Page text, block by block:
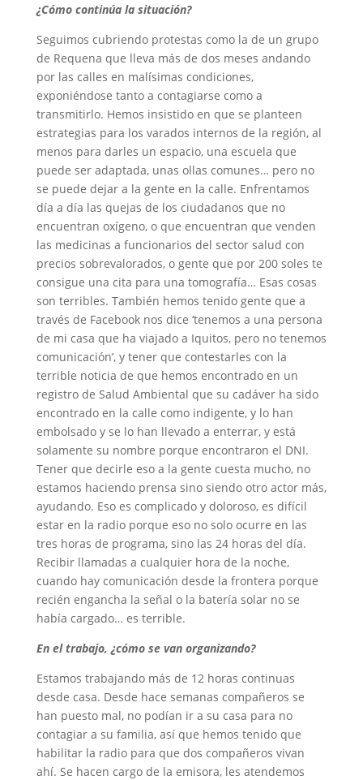
¿Cómo continúa la situación?
Seguimos cubriendo protestas como la de un grupo
de Requena que lleva más de dos meses andando
por las calles en malísimas condiciones,
exponiéndose tanto a contagiarse como a
transmitirlo. Hemos insistido en que se planteen
estrategias para los varados internos de la región, al
menos para darles un espacio, una escuela que
puede ser adaptada, unas ollas comunes… pero no
se puede dejar a la gente en la calle. Enfrentamos
día a día las quejas de los ciudadanos que no
encuentran oxígeno, o que encuentran que venden
las medicinas a funcionarios del sector salud con
precios sobrevalorados, o gente que por 200 soles te
consigue una cita para una tomografía… Esas cosas
son terribles. También hemos tenido gente que a
través de Facebook nos dice ‘tenemos a una persona
de mi casa que ha viajado a Iquitos, pero no tenemos
comunicación’, y tener que contestarles con la
terrible noticia de que hemos encontrado en un
registro de Salud Ambiental que su cadáver ha sido
encontrado en la calle como indigente, y lo han
embolsado y se lo han llevado a enterrar, y está
solamente su nombre porque encontraron el DNI.
Tener que decirle eso a la gente cuesta mucho, no
estamos haciendo prensa sino siendo otro actor más,
ayudando. Eso es complicado y doloroso, es difícil
estar en la radio porque eso no solo ocurre en las
tres horas de programa, sino las 24 horas del día.
Recibir llamadas a cualquier hora de la noche,
cuando hay comunicación desde la frontera porque
recién engancha la señal o la batería solar no se
había cargado… es terrible.
En el trabajo, ¿cómo se van organizando?
Estamos trabajando más de 12 horas continuas
desde casa. Desde hace semanas compañeros se
han puesto mal, no podían ir a su casa para no
contagiar a su familia, así que hemos tenido que
habilitar la radio para que dos compañeros vivan
ahí. Se hacen cargo de la emisora, les atendemos